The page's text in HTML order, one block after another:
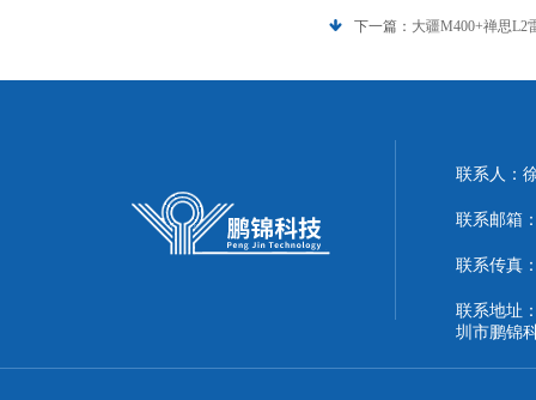
下一篇： 大疆M400+禅思L2
联系人：
联系邮箱
联系传真
联系地址
圳市鹏锦